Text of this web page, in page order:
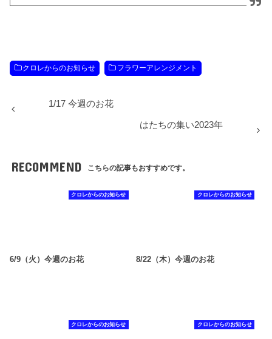
クロレからのお知らせ フラワーアレンジメント
1/17 今週のお花
はたちの集い2023年
RECOMMEND こちらの記事もおすすめです。
クロレからのお知らせ
6/9（火）今週のお花
クロレからのお知らせ
8/22（木）今週のお花
クロレからのお知らせ クロレからのお知らせ